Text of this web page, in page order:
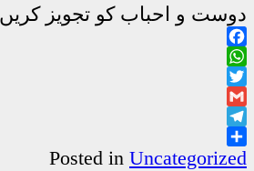
دوست و احباب کو تجویز کریں
Facebook
WhatsApp
Twitter
Gmail
Telegram
Share
Posted in Uncategorized